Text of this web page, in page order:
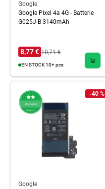
Google
Google Pixel 4a 4G - Batterie
G025J-B 3140mAh
8,77 € 10,71 €
EN STOCK 10+ pcs
-40 %
Google